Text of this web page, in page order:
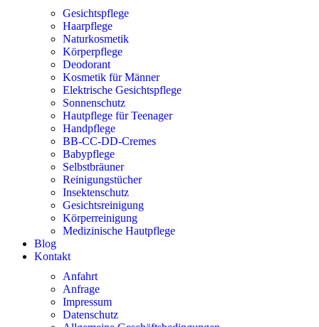
Gesichtspflege
Haarpflege
Naturkosmetik
Körperpflege
Deodorant
Kosmetik für Männer
Elektrische Gesichtspflege
Sonnenschutz
Hautpflege für Teenager
Handpflege
BB-CC-DD-Cremes
Babypflege
Selbstbräuner
Reinigungstücher
Insektenschutz
Gesichtsreinigung
Körperreinigung
Medizinische Hautpflege
Blog
Kontakt
Anfahrt
Anfrage
Impressum
Datenschutz